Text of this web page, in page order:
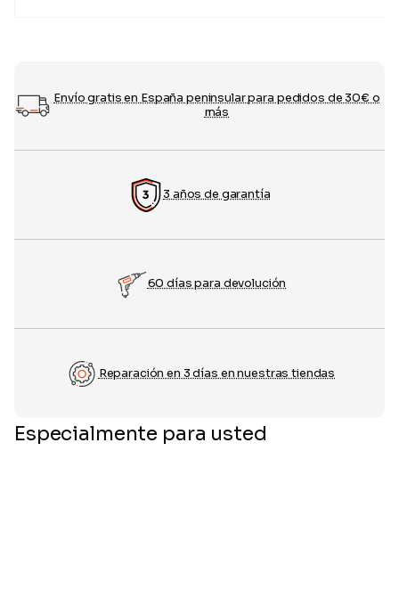
Envío gratis en España peninsular para pedidos de 30€ o
más
3 años de garantía
60 días para devolución
Reparación en 3 días en nuestras tiendas
Especialmente para usted